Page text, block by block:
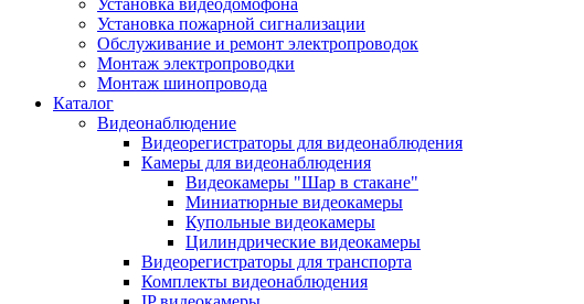
Установка видеодомофона
Установка пожарной сигнализации
Обслуживание и ремонт электропроводок
Монтаж электропроводки
Монтаж шинопровода
Каталог
Видеонаблюдение
Видеорегистраторы для видеонаблюдения
Камеры для видеонаблюдения
Видеокамеры "Шар в стакане"
Миниатюрные видеокамеры
Купольные видеокамеры
Цилиндрические видеокамеры
Видеорегистраторы для транспорта
Комплекты видеонаблюдения